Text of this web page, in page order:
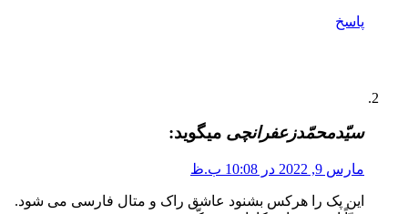
پاسخ
سیّدمحمّدزعفرانچی میگوید:
مارس 9, 2022 در 10:08 ب.ظ
این پک را هرکس بشنود عاشق راک و متال فارسی می شود.